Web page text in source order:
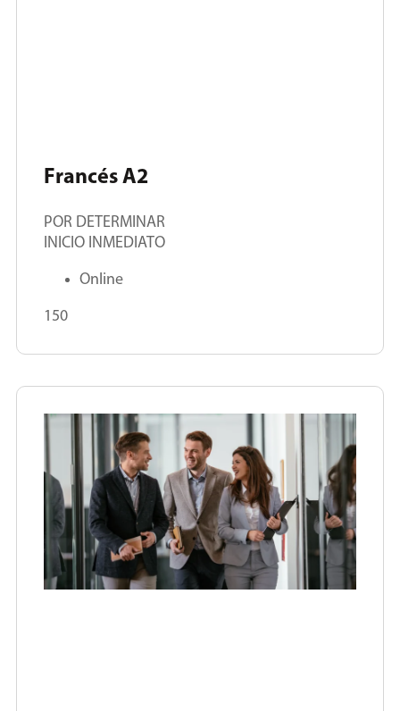
Francés A2
POR DETERMINAR
INICIO INMEDIATO
Online
150